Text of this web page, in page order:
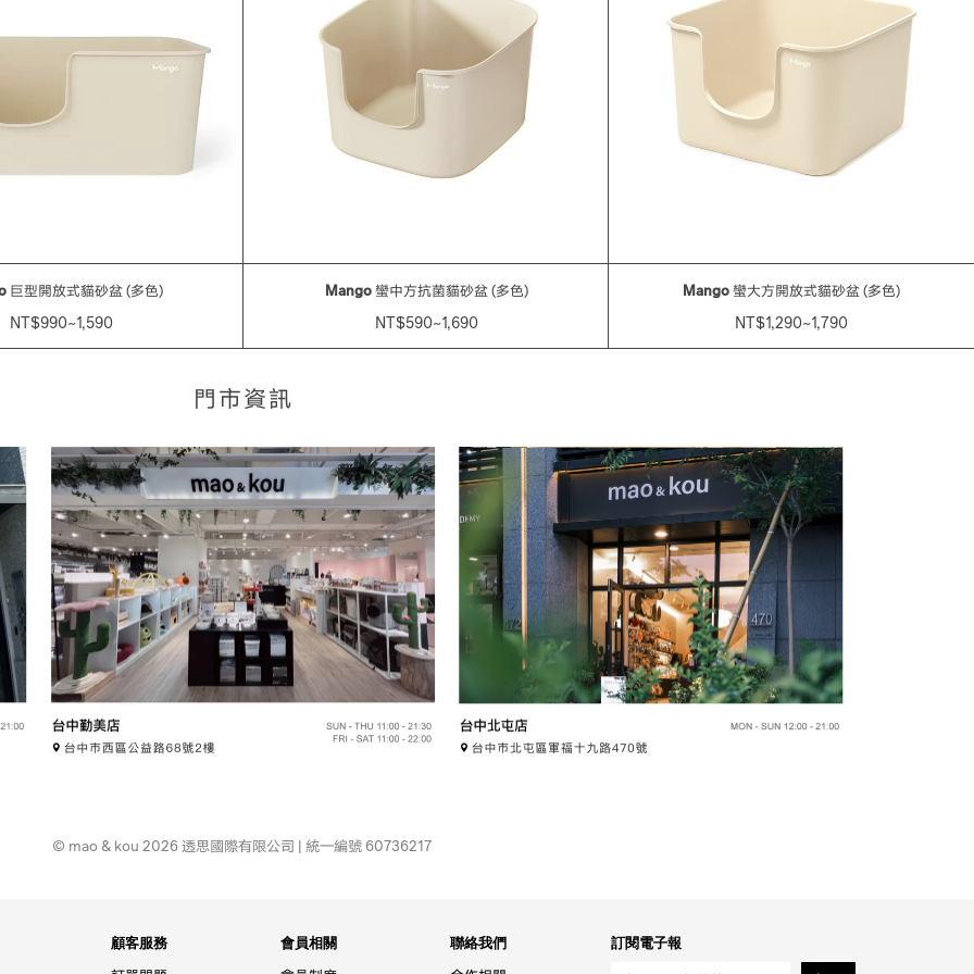
巨型開放式貓砂盆 (多色)
NT$990~1,590
Mango蠻中方抗菌貓砂盆 (多色)
NT$590~1,690
Mango蠻大方開放式貓砂盆 (多色)
NT$1,290~1,790
門市資訊
© mao & kou 2026 透思國際有限公司 | 統一編號 60736217
顧客服務
會員相關
聯絡我們
訂閱電子報